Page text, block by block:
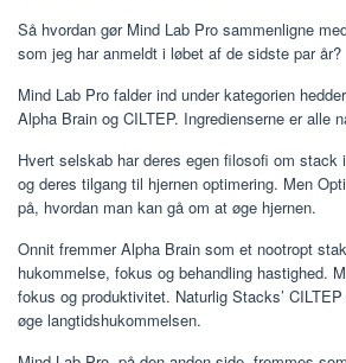
Så hvordan gør Mind Lab Pro sammenligne
som jeg har anmeldt i løbet af de sidste par år?
Mind Lab Pro falder ind under kategorien
Alpha Brain og CILTEP. Ingredienserne er alle
Hvert selskab har deres egen filosofi om stack
og deres tilgang til hjernen optimering. Men
på, hvordan man kan gå om at øge hjernen.
Onnit fremmer Alpha Brain som et nootropt
hukommelse, fokus og behandling hastighed.
fokus og produktivitet. Naturlig Stacks’
øge langtidshukommelsen.